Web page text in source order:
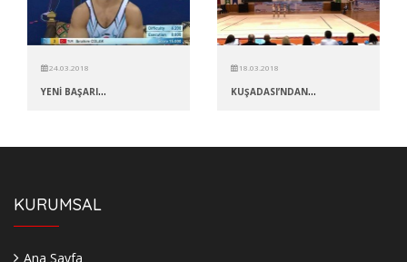
24.03.2018
YENİ BAŞARI...
18.03.2018
KUŞADASI’NDAN...
KURUMSAL
Ana Sayfa